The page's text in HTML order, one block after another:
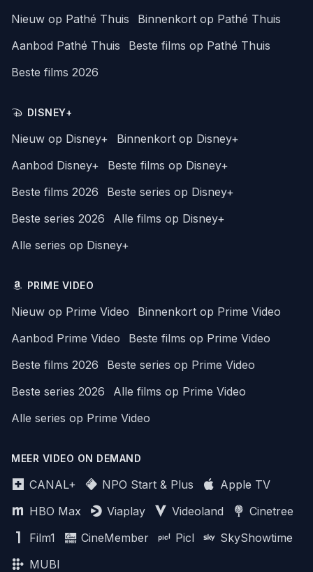
Nieuw op Pathé Thuis
Binnenkort op Pathé Thuis
Aanbod Pathé Thuis
Beste films op Pathé Thuis
Beste films 2026
DISNEY+
Nieuw op Disney+
Binnenkort op Disney+
Aanbod Disney+
Beste films op Disney+
Beste films 2026
Beste series op Disney+
Beste series 2026
Alle films op Disney+
Alle series op Disney+
PRIME VIDEO
Nieuw op Prime Video
Binnenkort op Prime Video
Aanbod Prime Video
Beste films op Prime Video
Beste films 2026
Beste series op Prime Video
Beste series 2026
Alle films op Prime Video
Alle series op Prime Video
MEER VIDEO ON DEMAND
CANAL+ NPO Start & Plus
Apple TV
HBO Max
Viaplay Videoland
Cinetree
Film1
CineMember Picl
SkyShowtime
MUBI